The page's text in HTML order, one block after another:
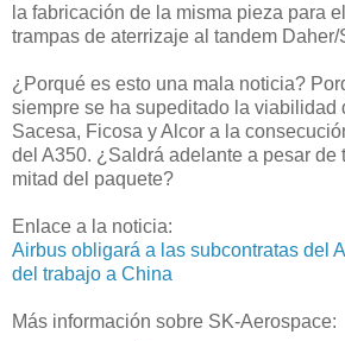
la fabricación de la misma pieza para
trampas de aterrizaje al tandem Daher/
¿Porqué es esto una mala noticia?
siempre se ha supeditado la viabilidad
Sacesa, Ficosa y Alcor a la
del A350. ¿Saldrá adelante a pesar de
mitad del paquete?
Enlace a la noticia:
Airbus obligará a las subcontratas del
del trabajo a China
Más información sobre SK-Aerospace: